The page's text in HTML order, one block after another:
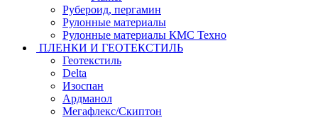
Рубероид, пергамин
Рулонные материалы
Рулонные материалы КМС Техно
ПЛЕНКИ И ГЕОТЕКСТИЛЬ
Геотекстиль
Delta
Изоспан
Ардманол
Мегафлекс/Скиптон